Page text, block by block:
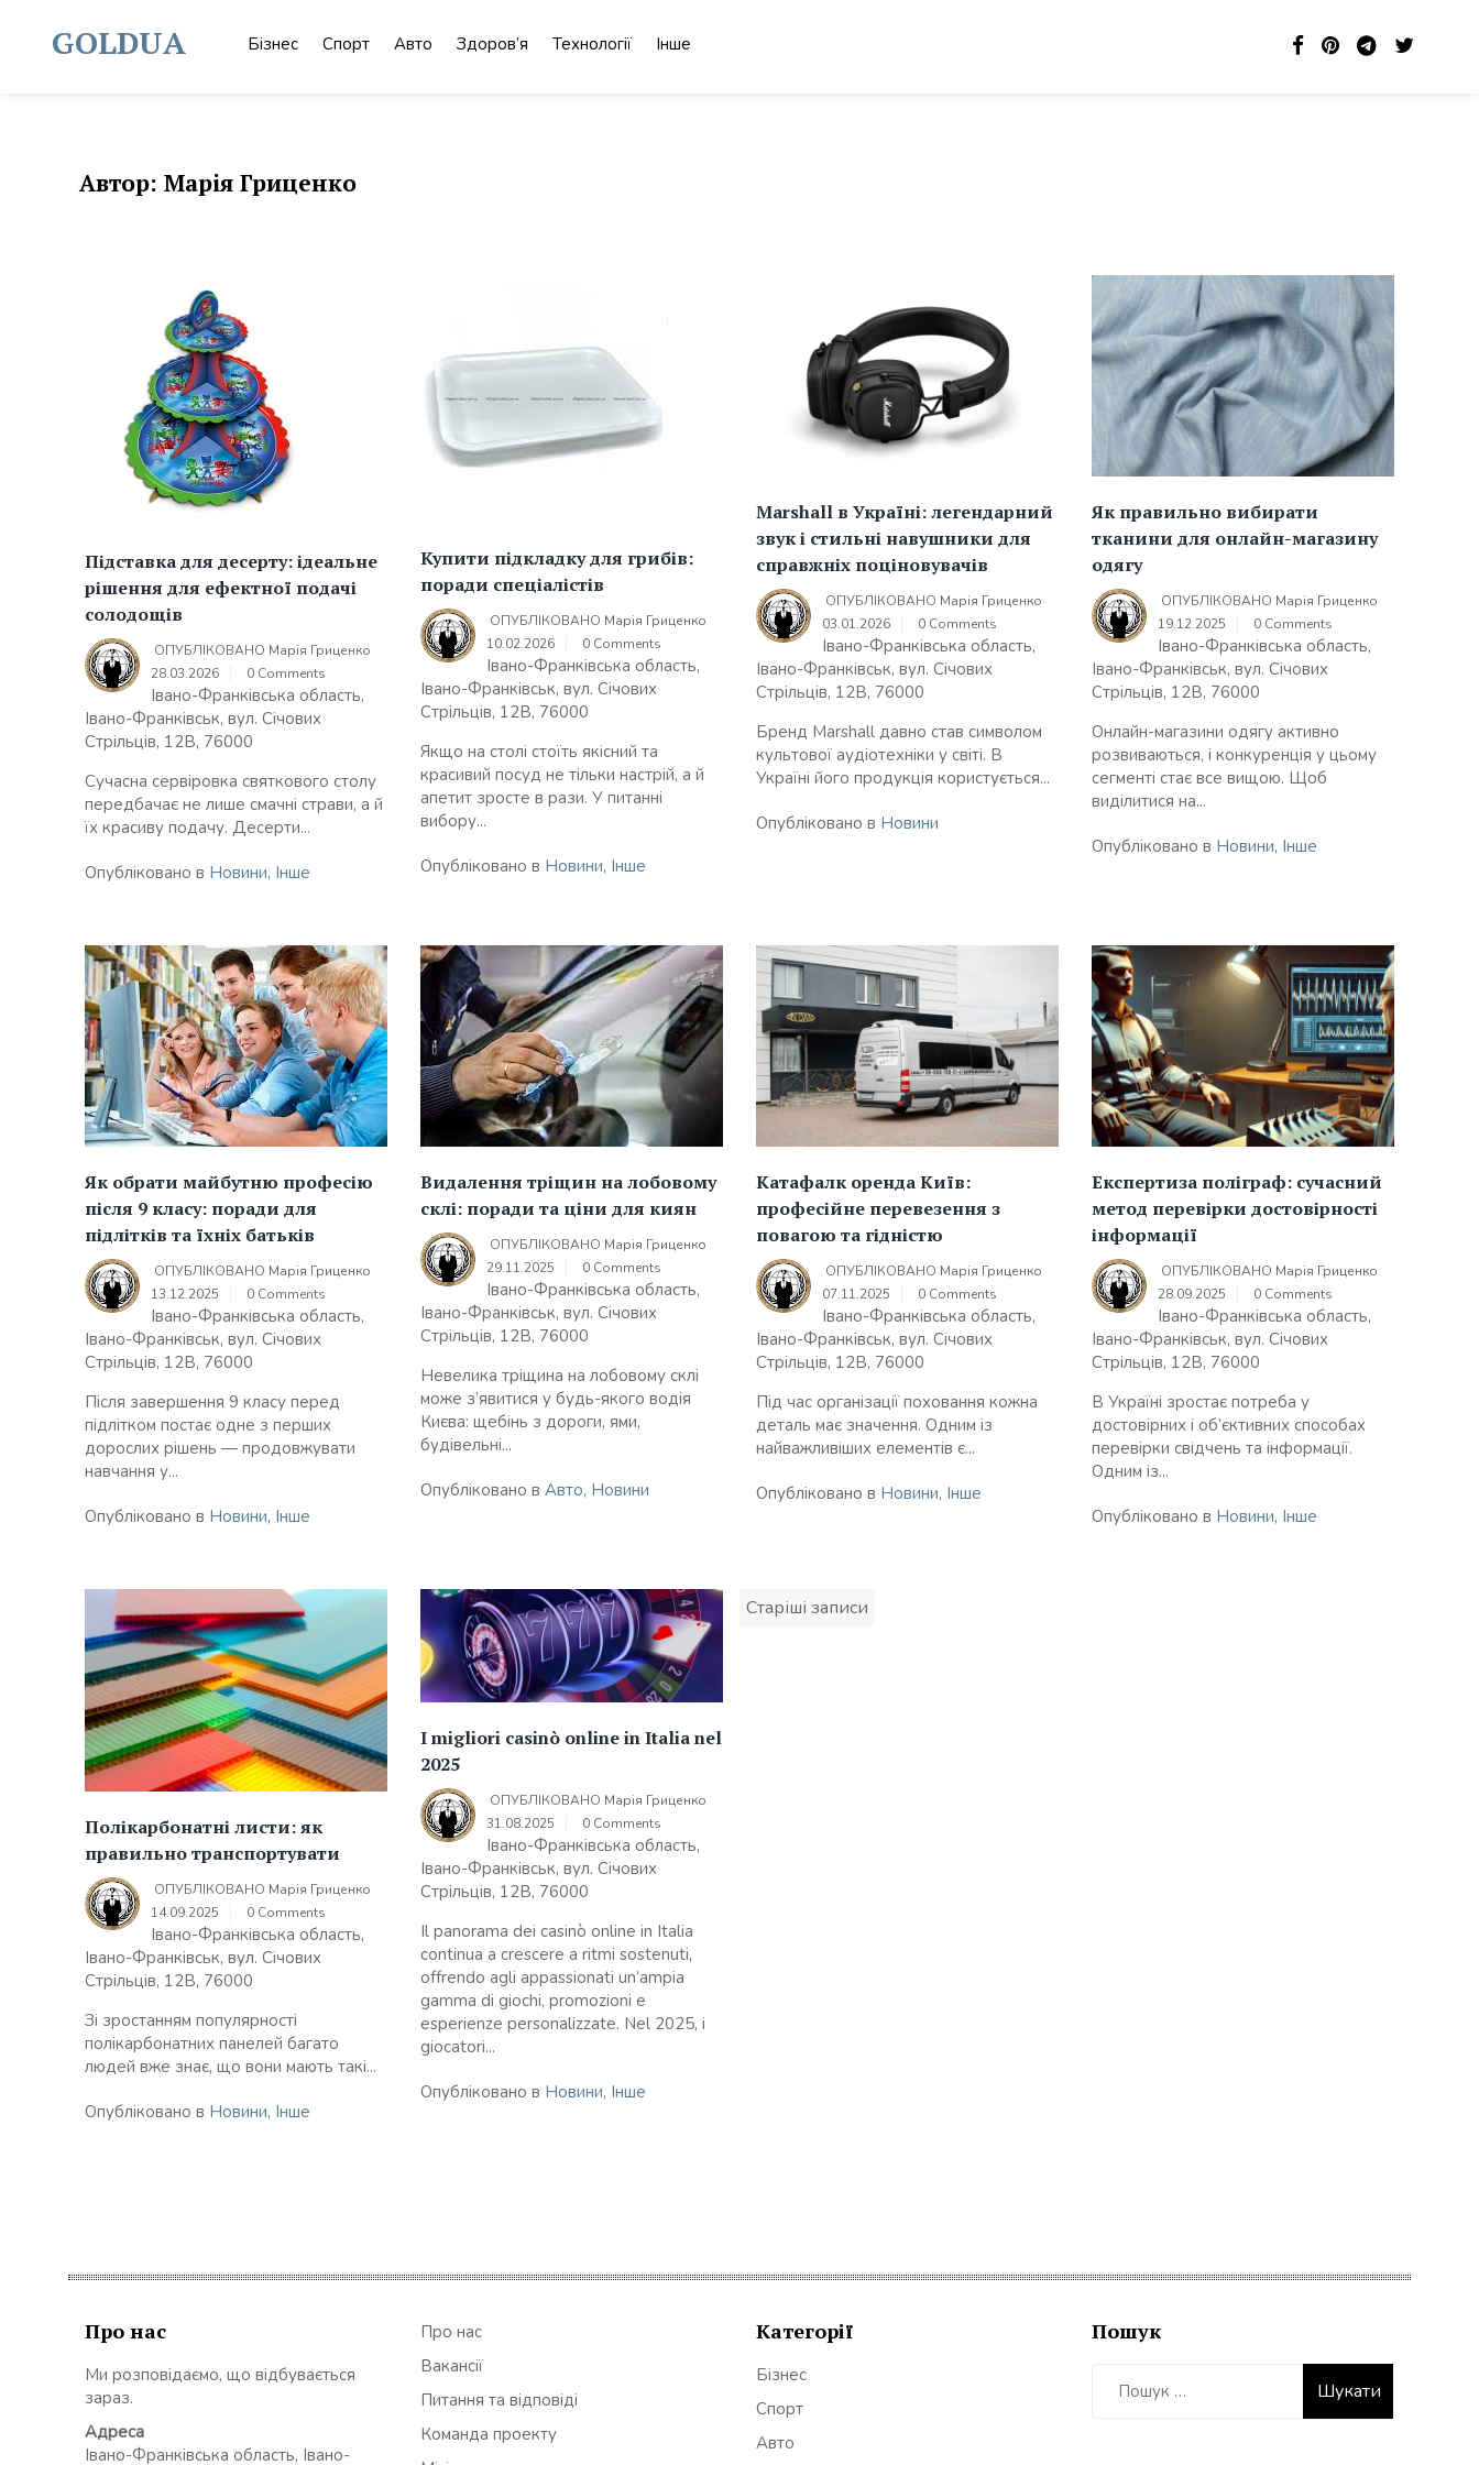
contentGOLDUA Бізнес Спорт Авто Здоров’я Технології Інше
Автор: Марія Гриценко
Підставка для десерту: ідеальне
рішення для ефектної подачі
солодощів
ОПУБЛІКОВАНО Марія Гриценко
28.03.2026
0 Comments
Івано-Франківська область,
Івано-Франківськ, вул. Січових
Стрільців, 12В, 76000
Сучасна сервіровка святкового столу
передбачає не лише смачні страви, а й
їх красиву подачу. Десерти...
Опубліковано в Новини, Інше
Купити підкладку для грибів:
поради спеціалістів
ОПУБЛІКОВАНО Марія Гриценко
10.02.2026
0 Comments
Івано-Франківська область,
Івано-Франківськ, вул. Січових
Стрільців, 12В, 76000
Якщо на столі стоїть якісний та
красивий посуд не тільки настрій, а й
апетит зросте в рази. У питанні
вибору...
Опубліковано в Новини, Інше
Marshall в Україні: легендарний
звук і стильні навушники для
справжніх поціновувачів
ОПУБЛІКОВАНО Марія Гриценко
03.01.2026
0 Comments
Івано-Франківська область,
Івано-Франківськ, вул. Січових
Стрільців, 12В, 76000
Бренд Marshall давно став символом
культової аудіотехніки у світі. В
Україні його продукція користується...
Опубліковано в Новини
Як правильно вибирати
тканини для онлайн-магазину
одягу
ОПУБЛІКОВАНО Марія Гриценко
19.12.2025
0 Comments
Івано-Франківська область,
Івано-Франківськ, вул. Січових
Стрільців, 12В, 76000
Онлайн-магазини одягу активно
розвиваються, і конкуренція у цьому
сегменті стає все вищою. Щоб
виділитися на...
Опубліковано в Новини, Інше
Як обрати майбутню професію
після 9 класу: поради для
підлітків та їхніх батьків
ОПУБЛІКОВАНО Марія Гриценко
13.12.2025
0 Comments
Івано-Франківська область,
Івано-Франківськ, вул. Січових
Стрільців, 12В, 76000
Після завершення 9 класу перед
підлітком постає одне з перших
дорослих рішень — продовжувати
навчання у...
Опубліковано в Новини, Інше
Видалення тріщин на лобовому
склі: поради та ціни для киян
ОПУБЛІКОВАНО Марія Гриценко
29.11.2025
0 Comments
Івано-Франківська область,
Івано-Франківськ, вул. Січових
Стрільців, 12В, 76000
Невелика тріщина на лобовому склі
може з’явитися у будь-якого водія
Києва: щебінь з дороги, ями,
будівельні...
Опубліковано в Авто, Новини
Катафалк оренда Київ:
професійне перевезення з
повагою та гідністю
ОПУБЛІКОВАНО Марія Гриценко
07.11.2025
0 Comments
Івано-Франківська область,
Івано-Франківськ, вул. Січових
Стрільців, 12В, 76000
Під час організації поховання кожна
деталь має значення. Одним із
найважливіших елементів є...
Опубліковано в Новини, Інше
Експертиза поліграф: сучасний
метод перевірки достовірності
інформації
ОПУБЛІКОВАНО Марія Гриценко
28.09.2025
0 Comments
Івано-Франківська область,
Івано-Франківськ, вул. Січових
Стрільців, 12В, 76000
В Україні зростає потреба у
достовірних і об’єктивних способах
перевірки свідчень та інформації.
Одним із...
Опубліковано в Новини, Інше
Полікарбонатні листи: як
правильно транспортувати
ОПУБЛІКОВАНО Марія Гриценко
14.09.2025
0 Comments
Івано-Франківська область,
Івано-Франківськ, вул. Січових
Стрільців, 12В, 76000
Зі зростанням популярності
полікарбонатних панелей багато
людей вже знає, що вони мають такі...
Опубліковано в Новини, Інше
I migliori casinò online in Italia nel
2025
ОПУБЛІКОВАНО Марія Гриценко
31.08.2025
0 Comments
Івано-Франківська область,
Івано-Франківськ, вул. Січових
Стрільців, 12В, 76000
Il panorama dei casinò online in Italia
continua a crescere a ritmi sostenuti,
offrendo agli appassionati un’ampia
gamma di giochi, promozioni e
esperienze personalizzate. Nel 2025, i
giocatori...
Опубліковано в Новини, Інше
Навігація
записів
Старіші записи
Про нас
Ми розповідаємо, що відбувається
зараз.
Адреса
Івано-Франківська область, Івано-
Про нас
Вакансії
Питання та відповіді
Команда проекту
Категорії
Бізнес
Спорт
Авто
Пошук